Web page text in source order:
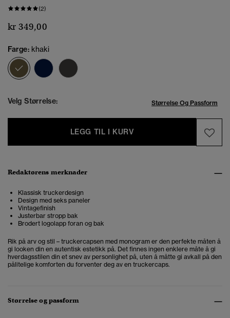
(2)
kr 349,00
Farge: khaki
valgt
Velg Størrelse: Størrelse Og Passform
LEGG TIL I KURV
Redaktørens merknader
Klassisk truckerdesign
Design med seks paneler
Vintagefinish
Justerbar stropp bak
Brodert logolapp foran og bak
Rik på arv og stil – truckercapsen med monogram er den perfekte måten å
gi looken din en autentisk estetikk på. Det finnes ingen enklere måte å gi
hverdagsstilen din et snev av personlighet på, uten å måtte gi avkall på den
pålitelige komforten du forventer deg av en truckercaps.
Størrelse og passform